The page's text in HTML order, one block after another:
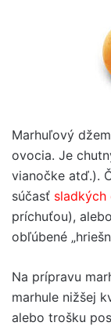
Marhuľový
ovocia. Je
vianočke atď.).
súčasť
príchuťou),
obľúbené
Na prípravu
marhule nižšej
alebo trošku